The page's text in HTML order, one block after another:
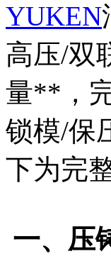
YUKEN
高压/双
量**，
锁模/保
下为完
一、压